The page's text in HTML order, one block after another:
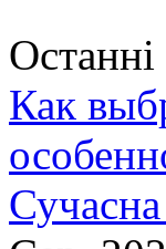
Останні
Как